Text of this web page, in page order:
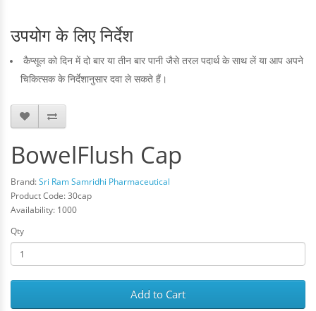
उपयोग के लिए निर्देश
कैप्सूल को दिन में दो बार या तीन बार पानी जैसे तरल पदार्थ के साथ लें या आप अपने
चिकित्सक के निर्देशानुसार दवा ले सकते हैं।
BowelFlush Cap
Brand:Sri Ram Samridhi Pharmaceutical
Product Code: 30cap
Availability: 1000
Qty
Add to Cart